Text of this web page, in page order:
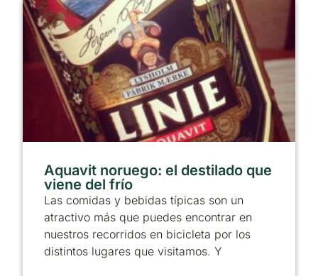
Aquavit noruego: el destilado que
viene del frío
Las comidas y bebidas típicas son un
atractivo más que puedes encontrar en
nuestros recorridos en bicicleta por los
distintos lugares que visitamos. Y